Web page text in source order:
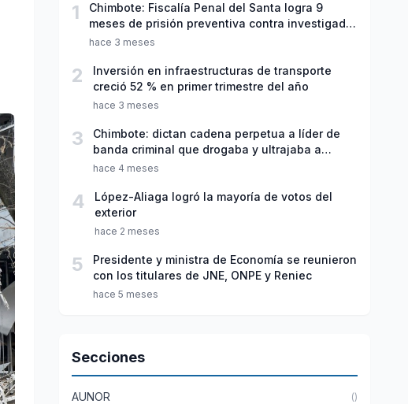
1
Chimbote: Fiscalía Penal del Santa logra 9
meses de prisión preventiva contra investigado
por violación sexual y tentativa de feminicidio
hace 3 meses
2
Inversión en infraestructuras de transporte
creció 52 % en primer trimestre del año
hace 3 meses
3
Chimbote: dictan cadena perpetua a líder de
banda criminal que drogaba y ultrajaba a
jóvenes
hace 4 meses
4
López-Aliaga logró la mayoría de votos del
exterior
hace 2 meses
5
Presidente y ministra de Economía se reunieron
con los titulares de JNE, ONPE y Reniec
hace 5 meses
Secciones
AUNOR ()